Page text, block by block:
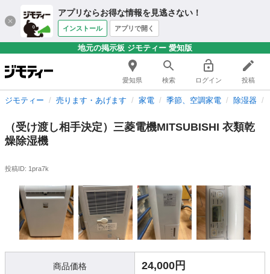
アプリならお得な情報を見逃さない！
インストール アプリで開く
地元の掲示板 ジモティー 愛知版
愛知県 検索 ログイン 投稿
ジモティー 売ります・あげます 家電 季節、空調家電 除湿器
（受け渡し相手決定）三菱電機MITSUBISHI 衣類乾
燥除湿機
投稿ID: 1pra7k
商品価格 24,000円